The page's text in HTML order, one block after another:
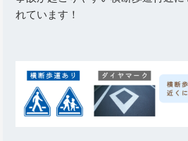
れています！